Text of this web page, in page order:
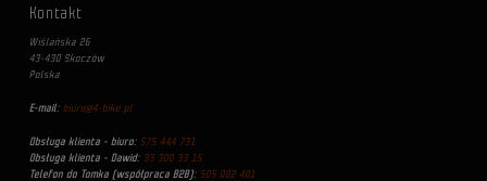
Kontakt
Wiślańska 26
43-430 Skoczów
Polska
E-mail: biuro@4-bike.pl
Obsługa klienta - biuro: 575 444 731
Obsługa klienta - Dawid: 33 300 33 15
Telefon do Tomka (współpraca B2B): 505 002 401